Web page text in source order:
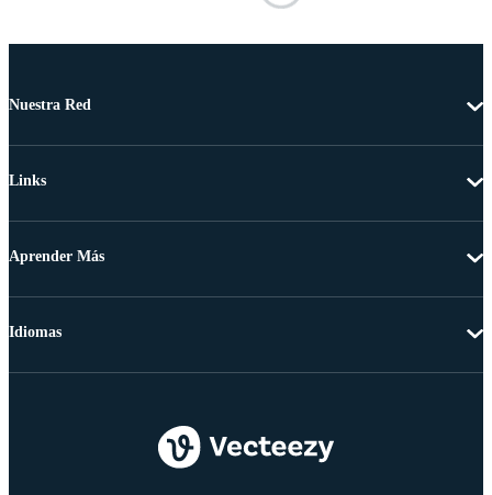
Nuestra Red
Links
Aprender Más
Idiomas